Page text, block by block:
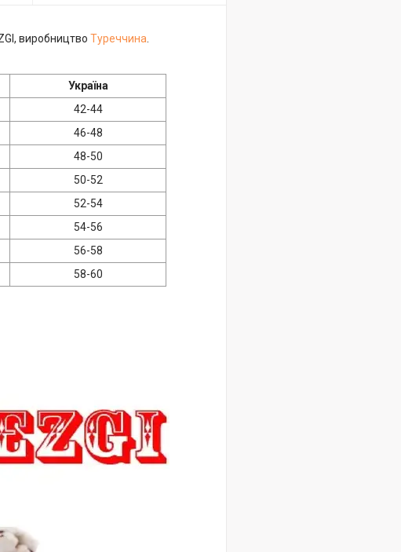
виробництво Туреччина
Україна
42-44
46-48
48-50
50-52
52-54
54-56
56-58
58-60